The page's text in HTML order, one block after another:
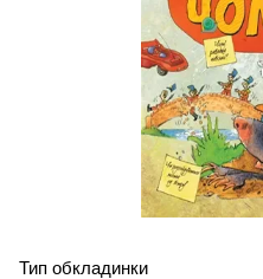
Тип обкладинки